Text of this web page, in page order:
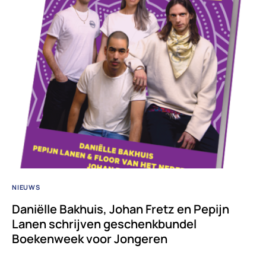
NIEUWS
Daniëlle Bakhuis, Johan Fretz en Pepijn
Lanen schrijven geschenkbundel
Boekenweek voor Jongeren